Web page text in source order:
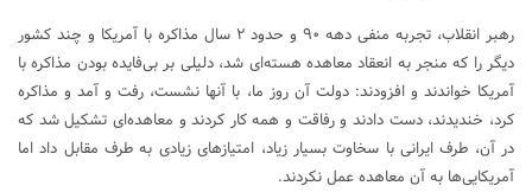
رهبر انقلاب، تجربه منفی دهه ۹۰ و حدود ۲ سال مذاکره با آمریکا و چند کشور
دیگر را که منجر به انعقاد معاهده هسته‌ای شد، دلیلی بر بی‌فایده بودن مذاکره با
آمریکا خواندند و افزودند: دولت آن روز ما، با آنها نشست، رفت و آمد و مذاکره
کرد، خندیدند، دست دادند و رفاقت و همه کار کردند و معاهده‌ای تشکیل شد که
در آن، طرف ایرانی با سخاوت بسیار زیاد، امتیازهای زیادی به طرف مقابل داد اما
آمریکایی‌ها به آن معاهده عمل نکردند.